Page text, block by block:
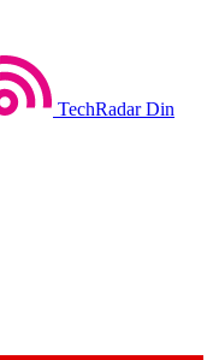
TechRadar Din